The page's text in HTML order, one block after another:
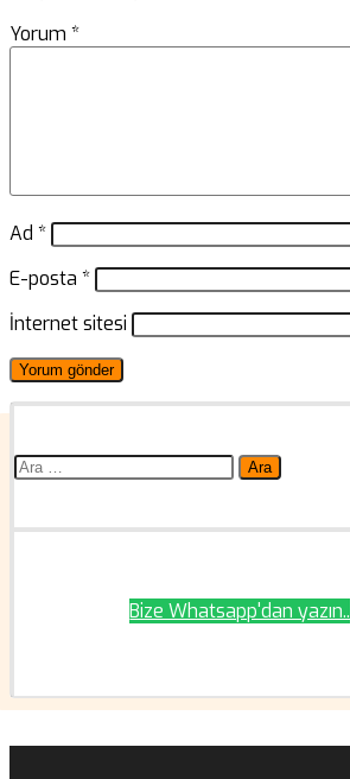
Yorum *
Ad *
E-posta *
İnternet sitesi
Arama:
Bize Whatsapp'dan yazın..